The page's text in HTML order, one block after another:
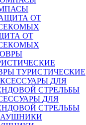
ОТ
ТУРИСТИЧЕСКИЕ
ДЛЯ
СТРЕЛЬБЫ